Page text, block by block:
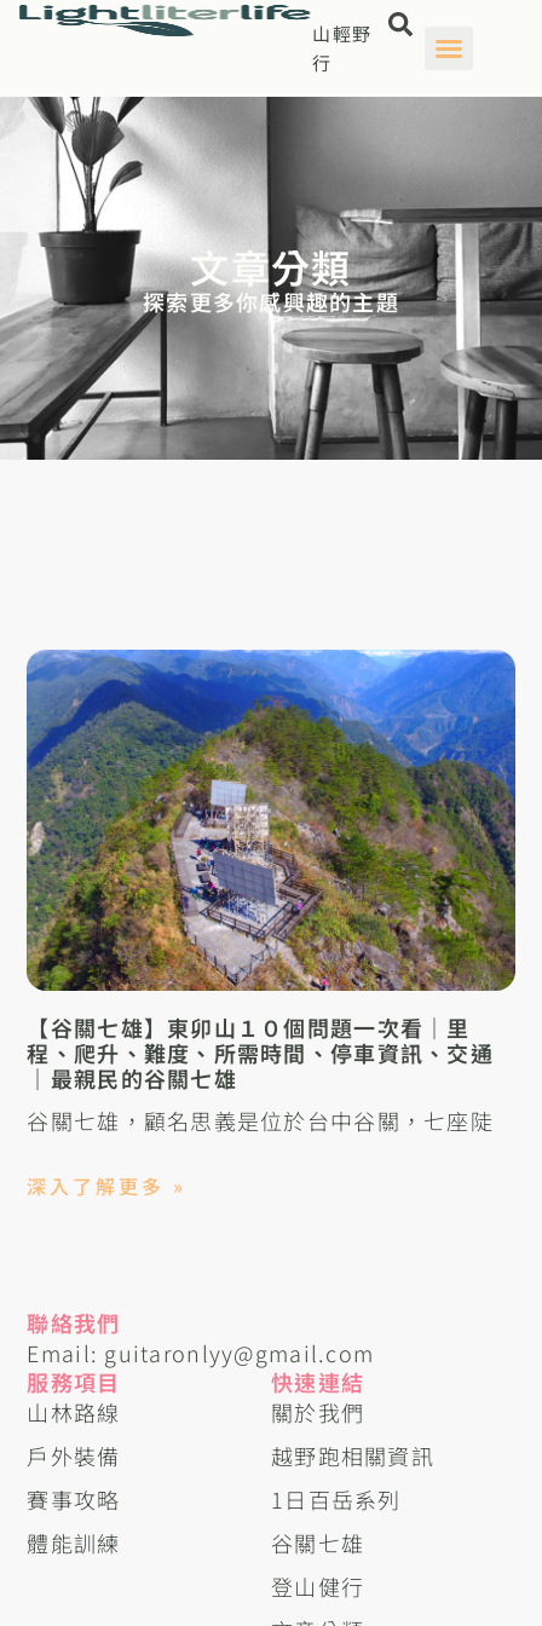
山輕野
行
文章分類
探索更多你感興趣的主題
【谷關七雄】東卯山１０個問題一次看｜里
程、爬升、難度、所需時間、停車資訊、交通
｜最親民的谷關七雄
谷關七雄，顧名思義是位於台中谷關，七座陡
深入了解更多 »
服務項目
山林路線
戶外裝備
賽事攻略
體能訓練
快速連結
關於我們
越野跑相關資訊
1日百岳系列
谷關七雄
登山健行
聯絡我們
Email: guitaronlyy@gmail.com